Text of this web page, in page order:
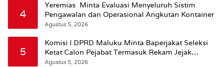
4
Yeremias Minta Evaluasi Menyeluruh Sistim
Pengawalan dan Operasional Angkutan Kontainer
Agustus 5, 2026
5
Komisi I DPRD Maluku Minta Baperjakat Seleksi
Ketat Calon Pejabat Termasuk Rekam Jejak
Hukum
Agustus 5, 2026